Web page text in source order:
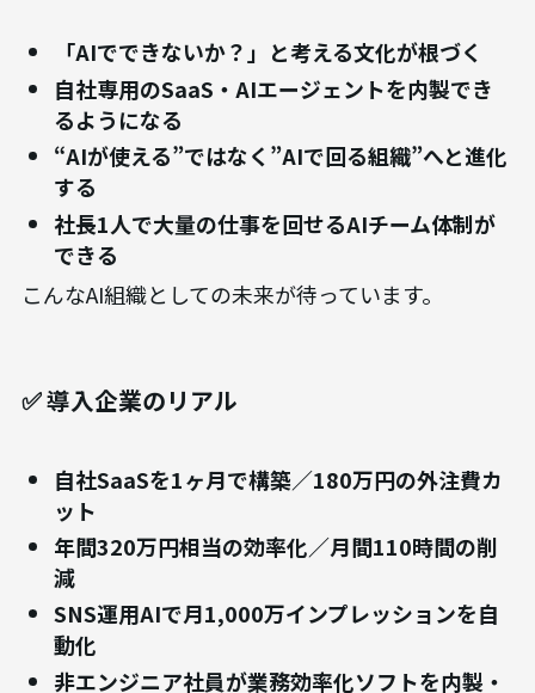
「AIでできないか？」と考える文化が根づく
自社専用のSaaS・AIエージェントを内製でき
るようになる
“AIが使える”ではなく”AIで回る組織”へと進化
する
社長1人で大量の仕事を回せるAIチーム体制が
できる
こんなAI組織としての未来が待っています。
✅ 導入企業のリアル
自社SaaSを1ヶ月で構築／180万円の外注費カ
ット
年間320万円相当の効率化／月間110時間の削
減
SNS運用AIで月1,000万インプレッションを自
動化
非エンジニア社員が業務効率化ソフトを内製・